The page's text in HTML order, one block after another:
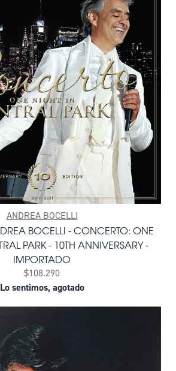
ANDREA BOCELLI
BOCELLI - CONCERTO: ONE
PARK - 10TH ANNIVERSARY -
IMPORTADO
$108.290
Lo sentimos, agotado